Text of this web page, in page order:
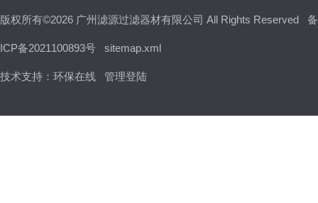
版权所有©2026 广州滤源过滤器材有限公司 All Rights Reserved
ICP备2021100893号 sitemap.xml
技术支持： 环保在线 管理登陆